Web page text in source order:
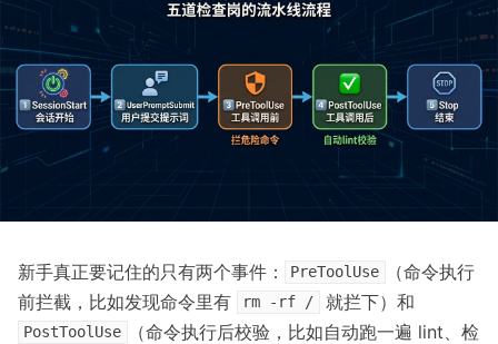
新手真正要记住的只有两个事件： PreToolUse
（命令执行
前拦截，比如发现命令里有
rm -rf / 就拦下）和
PostToolUse
（命令执行后校验，比如自动跑一遍 lint、检